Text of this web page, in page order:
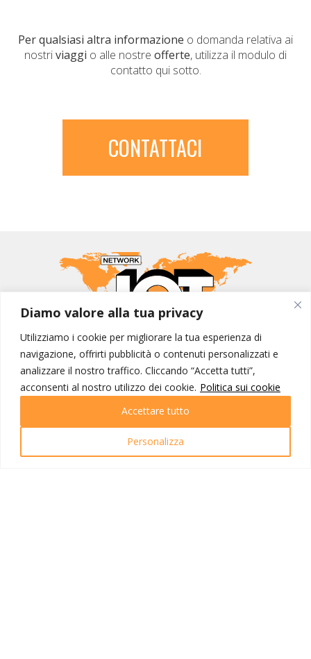
Diamo valore alla tua privacy
Utilizziamo i cookie per migliorare la tua esperienza di
navigazione, offrirti pubblicità o contenuti personalizzati e
analizzare il nostro traffico. Cliccando “Accetta tutti”,
acconsenti al nostro utilizzo dei cookie. Politica sui cookie
Personalizza
Accettare tutto
Per qualsiasi altra informazione o domanda relativa ai
nostriviaggi o alle nostre offerte, utilizza il modulo di
contatto qui sotto.
CONTATTACI
MONDO IOT VIAGGI
Corporate
Contatti
I NOSTRI PRODOTTI
Destinazioni